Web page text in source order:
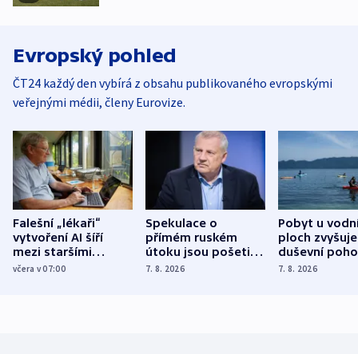
Evropský pohled
ČT24 každý den vybírá z obsahu publikovaného evropskými
veřejnými médii, členy Eurovize.
Falešní „lékaři“
vytvoření AI šíří
mezi staršími
Poláky nebezpečné
včera v 07:00
Spekulace o
přímém ruském
útoku jsou pošetilé,
míní estonský
7. 8. 2026
Pobyt u
ploch zvyšuje
duševní
ukázala
7. 8. 2026